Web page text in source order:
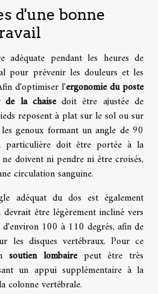
d'une bonne
adéquate pendant les heures de
pour prévenir les douleurs et les
d'optimiser l'ergonomie du poste
de la chaisedoit être ajustée de
reposent à plat sur le sol ou sur
genoux formant un angle de 90
particulière doit être portée à la
doivent ni pendre ni être croisés,
circulation sanguine.
adéquat du dos est également
être légèrement incliné vers
100 à 110 degrés, afin de
les disques vertébraux. Pour ce
soutien lombairepeut être très
un appui supplémentaire à la
colonne vertébrale.